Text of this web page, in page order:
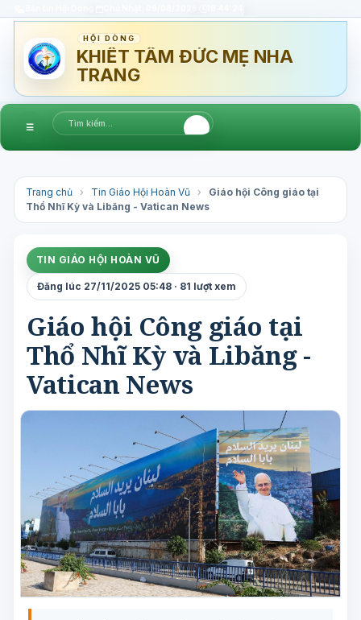
HỘI DÒNG
KHIẾT TÂM ĐỨC MẸ NHA
TRANG
☰
Trang chủ › Tin Giáo Hội Hoàn Vũ ›
Giáo hội Công giáo tại
Thổ Nhĩ Kỳ và Libăng - Vatican News
TIN GIÁO HỘI HOÀN VŨ
Đăng lúc 27/11/2025 05:48 · 81 lượt xem
Giáo hội Công giáo tại
Thổ Nhĩ Kỳ và Libăng -
Vatican News